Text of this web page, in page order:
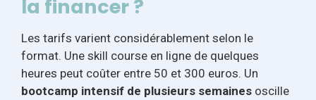
la financer ?
Les tarifs varient considérablement selon le
format. Une skill course en ligne de quelques
heures peut coûter entre 50 et 300 euros. Un
bootcamp intensif de plusieurs semaines oscille